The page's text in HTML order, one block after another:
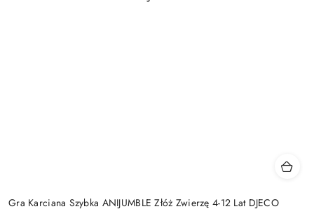
Gra Karciana Szybka ANIJUMBLE Złóż Zwierzę 4-12 Lat DJECO